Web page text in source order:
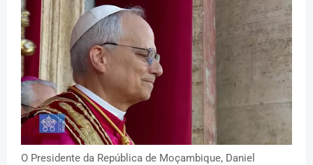
O Presidente da República de Moçambique, Daniel